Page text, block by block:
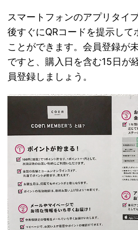
スマートフォンのアプリタイ
後すぐにQRコードを提示して
ことができます。会員登録が
ですと、購入日を含む15日が
員登録しましょう。